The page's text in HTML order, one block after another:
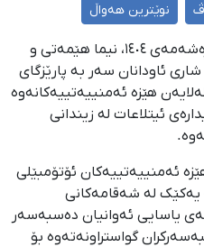
نوێترین هەواڵ
ئێوارەی ڕۆژی چوارشەممە ٢٧ی ڕەشەمەی ١٤٠٤، نیما هێمەتی و
ئاودانان سەر بە پارێزگای
هێزە ئەمنییەتییەکانەوە
ئیتلاعات لە زیندانى
ئەمنییەتییەکان ئۆتۆمبێلی
یەکێک لە شەقامەکانی
یاسایی ئەوانیان دەسبەسەر
گواستراونەتەوە بۆ